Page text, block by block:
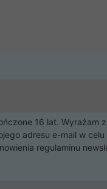
16 lat. Wyrażam
adresu e-mail w celu
regulaminu